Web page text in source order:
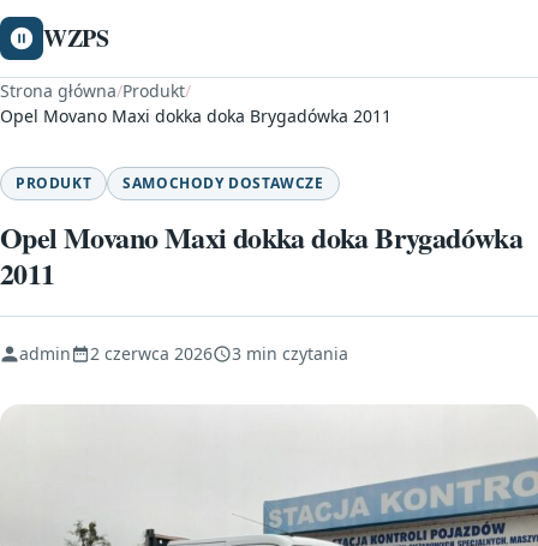
WZPS
Strona główna/Produkt/
Opel Movano Maxi dokka doka Brygadówka 2011
PRODUKT SAMOCHODY DOSTAWCZE
Opel Movano Maxi dokka doka Brygadówka
2011
admin 2 czerwca 2026 3 min czytania